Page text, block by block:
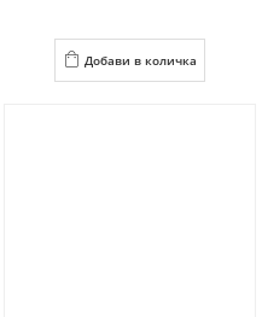
Добави в количка